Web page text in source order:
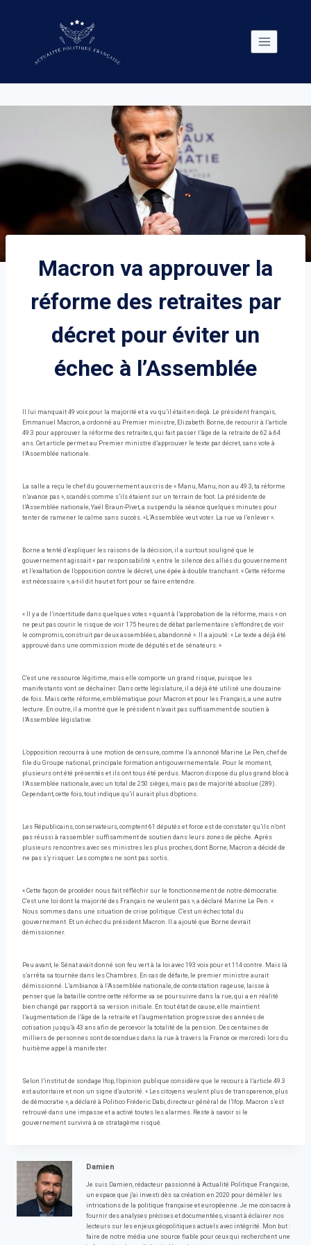
Macron va approuver la
réforme des retraites par
décret pour éviter un
échec à l’Assemblée
Il lui manquait 49 voix pour la majorité et a vu qu’il était en deçà. Le président français,
Emmanuel Macron, a ordonné au Premier ministre, Elizabeth Borne, de recourir à l’article
49.3 pour approuver la réforme des retraites, qui fait passer l’âge de la retraite de 62 à 64
ans. Cet article permet au Premier ministre d’approuver le texte par décret, sans vote à
l’Assemblée nationale.
La salle a reçu le chef du gouvernement aux cris de « Manu, Manu, non au 49.3, ta réforme
n’avance pas », scandés comme s’ils étaient sur un terrain de foot. La présidente de
l’Assemblée nationale, Yaël Braun-Pivet, a suspendu la séance quelques minutes pour
tenter de ramener le calme sans succès. «L’Assemblée veut voter. La rue va l’enlever ».
Borne a tenté d’expliquer les raisons de la décision, il a surtout souligné que le
gouvernement agissait « par responsabilité », entre le silence des alliés du gouvernement
et l’exaltation de l’opposition contre le décret, une épée à double tranchant. « Cette réforme
est nécessaire », a-t-il dit haut et fort pour se faire entendre.
« Il y a de l’incertitude dans quelques votes » quant à l’approbation de la réforme, mais « on
ne peut pas courir le risque de voir 175 heures de débat parlementaire s’effondrer, de voir
le compromis, construit par deux assemblées, abandonné ». Il a ajouté: « Le texte a déjà été
approuvé dans une commission mixte de députés et de sénateurs. »
C’est une ressource légitime, mais elle comporte un grand risque, puisque les
manifestants vont se déchaîner. Dans cette législature, il a déjà été utilisé une douzaine
de fois. Mais cette réforme, emblématique pour Macron et pour les Français, a une autre
lecture. En outre, il a montré que le président n’avait pas suffisamment de soutien à
l’Assemblée législative.
L’opposition recourra à une motion de censure, comme l’a annoncé Marine Le Pen, chef de
file du Groupe national, principale formation antigouvernementale. Pour le moment,
plusieurs ont été présentés et ils ont tous été perdus. Macron dispose du plus grand bloc à
l’Assemblée nationale, avec un total de 250 sièges, mais pas de majorité absolue (289).
Cependant, cette fois, tout indique qu’il aurait plus d’options.
Les Républicains, conservateurs, comptent 61 députés et force est de constater qu’ils n’ont
pas réussi à rassembler suffisamment de soutien dans leurs zones de pêche. Après
plusieurs rencontres avec ses ministres les plus proches, dont Borne, Macron a décidé de
ne pas s’y risquer. Les comptes ne sont pas sortis.
« Cette façon de procéder nous fait réfléchir sur le fonctionnement de notre démocratie.
C’est une loi dont la majorité des Français ne veulent pas », a déclaré Marine Le Pen. «
Nous sommes dans une situation de crise politique. C’est un échec total du
gouvernement. Et un échec du président Macron. Il a ajouté que Borne devrait
démissionner.
Peu avant, le Sénat avait donné son feu vert à la loi avec 193 voix pour et 114 contre. Mais là
s’arrêta sa tournée dans les Chambres. En cas de défaite, le premier ministre aurait
démissionné. L’ambiance à l’Assemblée nationale, de contestation rageuse, laisse à
penser que la bataille contre cette réforme va se poursuivre dans la rue, qui a en réalité
bien changé par rapport à sa version initiale. En tout état de cause, elle maintient
l’augmentation de l’âge de la retraite et l’augmentation progressive des années de
cotisation jusqu’à 43 ans afin de percevoir la totalité de la pension. Des centaines de
milliers de personnes sont descendues dans la rue à travers la France ce mercredi lors du
huitième appel à manifester.
Selon l’institut de sondage Ifop, l’opinion publique considère que le recours à l’article 49.3
est autoritaire et non un signe d’autorité. « Les citoyens veulent plus de transparence, plus
de démocratie », a déclaré à Politico Fréderic Dabi, directeur général de l’Ifop. Macron s’est
retrouvé dans une impasse et a activé toutes les alarmes. Reste à savoir si le
gouvernement survivra à ce stratagème risqué.
Damien
Je suis Damien, rédacteur passionné à Actualité Politique Française,
un espace que j'ai investi dès sa création en 2020 pour démêler les
intrications de la politique française et européenne. Je me consacre à
fournir des analyses précises et documentées, visant à éclairer nos
lecteurs sur les enjeux géopolitiques actuels avec intégrité. Mon but :
faire de notre média une source fiable pour ceux qui recherchent une